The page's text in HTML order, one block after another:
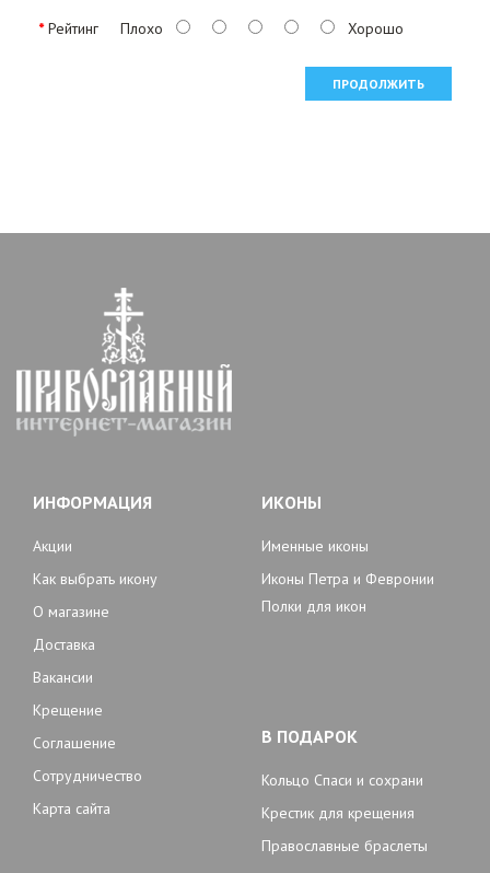
Рейтинг Плохо Хорошо
ПРОДОЛЖИТЬ
ИНФОРМАЦИЯ
Акции
Как выбрать икону
О магазине
Доставка
Вакансии
Крещение
Соглашение
Сотрудничество
Карта сайта
ИКОНЫ
Именные иконы
Иконы Петра и Февронии
Полки для икон
В ПОДАРОК
Кольцо Спаси и сохрани
Крестик для крещения
Православные браслеты